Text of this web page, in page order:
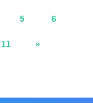
、転職活動がスムーズに
5 6
11 »